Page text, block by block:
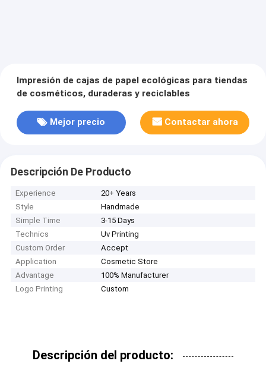
Impresión de cajas de papel ecológicas para tiendas
de cosméticos, duraderas y reciclables
Mejor precio Contactar ahora
Descripción De Producto
Experience
20+ Years
Style
Handmade
Simple Time
3-15 Days
Technics
Uv Printing
Custom Order
Accept
Application
Cosmetic Store
Advantage
100% Manufacturer
Logo Printing
Custom
Descripción del producto: